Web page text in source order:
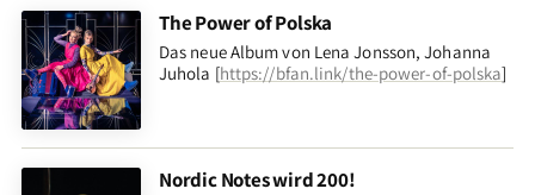
The Power of Polska
Das neue Album von Lena Jonsson, Johanna
Juhola [https://bfan.link/the-power-of-polska]
Nordic Notes wird 200!